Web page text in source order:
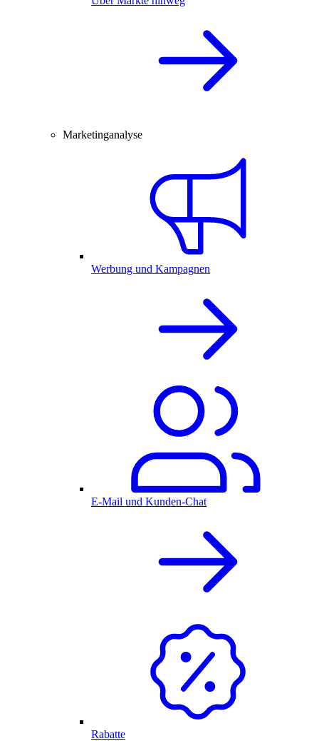
Marketinganalyse
Werbung und Kampagnen
E-Mail und Kunden-Chat
Rabatte